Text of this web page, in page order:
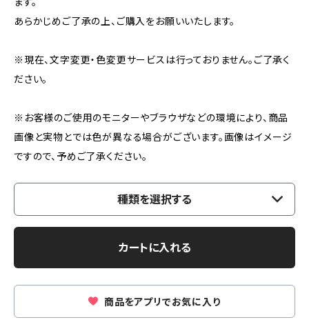
あらかじめご了承の上、ご購入をお願いいたします。
※現在、文字変更・色変更サービスは行っておりません。ご了承く
ださい。
※お客様のご使用のモニターやブラウザなどの環境により、商品
画像と実物とでは色が異なる場合がございます。画像はイメージ
ですので、予めご了承ください。
種類を選択する
カートに入れる
商品をアプリでお気に入り